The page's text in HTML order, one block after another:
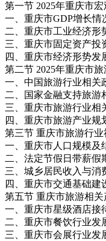
第一节 2025年重庆市
一、重庆市GDP增长情
二、重庆市工业经济形
三、重庆市固定资产投
四、重庆市经济形势发
第二节 2025年重庆市
一、中国旅游行业相关
二、国家金融支持旅游
三、重庆市旅游行业相
四、重庆市旅游产业规
第三节 重庆市旅游行
一、重庆市人口规模及
二、法定节假日带薪假
三、城乡居民收入与消
四、重庆市交通基础建
第五节 重庆市旅游相
一、重庆市星级酒店接
二、重庆市餐饮行业发
三、重庆市会展行业发